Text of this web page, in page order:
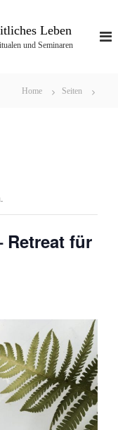
Leben
und Seminaren
Home Seiten
Retreat für